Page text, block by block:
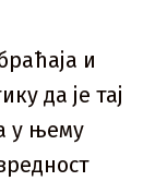
и
да је тај
у њему